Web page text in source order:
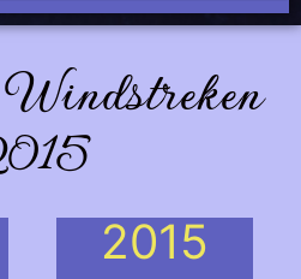
2015